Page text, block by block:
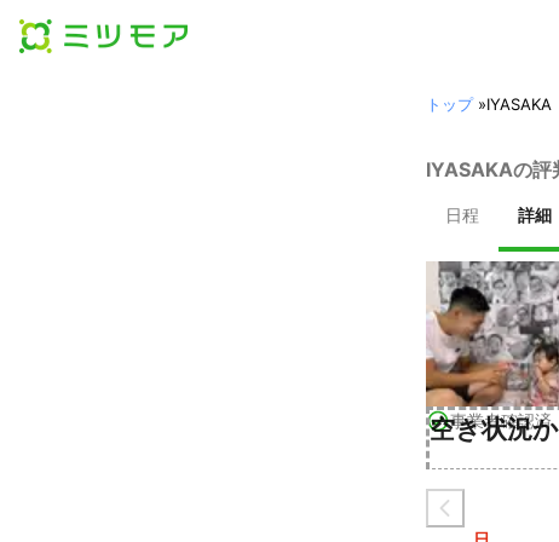
トップ»IYASAKA
IYASAKAの評
日程 詳細
事業者確認済
空き状況